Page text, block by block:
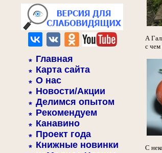
Главная
Карта сайта
О нас
Новости/Акции
Делимся опытом
Рекомендуем
Канавино
Проект года
Книжные новинки
А
с чем
С